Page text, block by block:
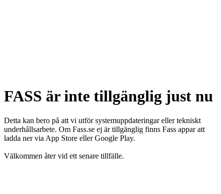
FASS är inte tillgänglig just nu
Detta kan bero på att vi utför systemuppdateringar eller tekniskt
underhållsarbete. Om Fass.se ej är tillgänglig finns Fass appar att
ladda ner via App Store eller Google Play.
Välkommen åter vid ett senare tillfälle.